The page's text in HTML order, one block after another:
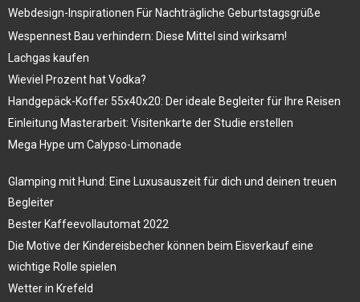
Webdesign-Inspirationen Für Nachträgliche Geburtstagsgrüße
Wespennest Bau verhindern: Diese Mittel sind wirksam!
Lachgas kaufen
Wieviel Prozent hat Vodka?
Handgepäck-Koffer 55x40x20: Der ideale Begleiter für Ihre Reisen
Einleitung Masterarbeit: Visitenkarte der Studie erstellen
Mega Hype um Calypso-Limonade
Glamping mit Hund: Eine Luxusauszeit für dich und deinen treuen
Begleiter
Bester Kaffeevollautomat 2022
Die Motive der Kindereisbecher können beim Eisverkauf eine
wichtige Rolle spielen
Wetter in Krefeld